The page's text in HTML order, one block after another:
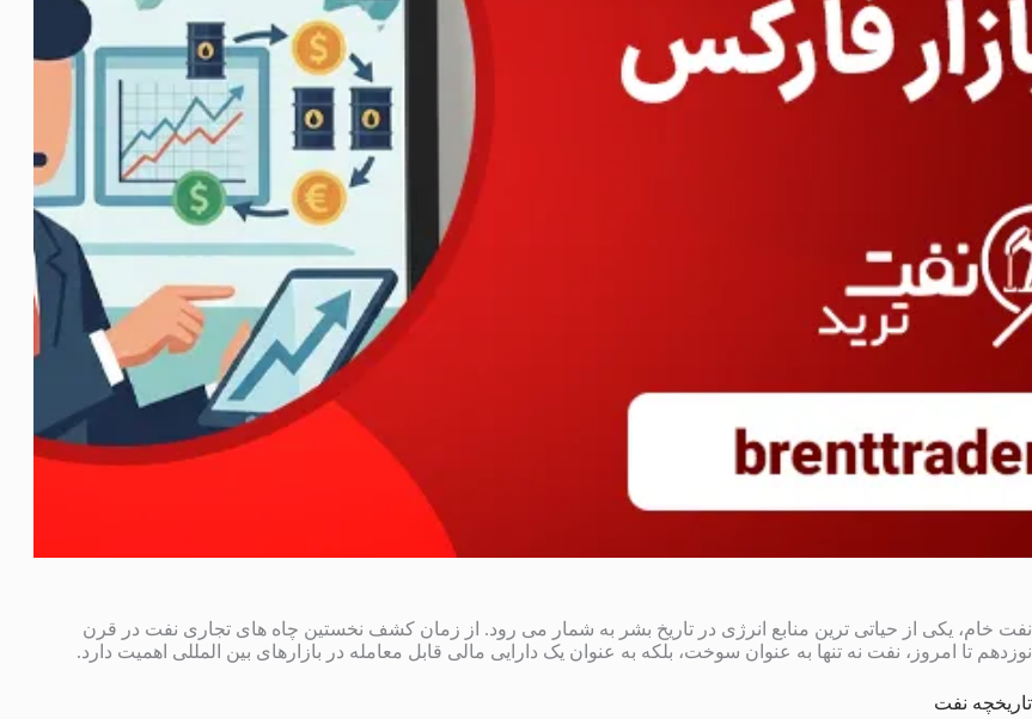
نفت خام، یکی از حیاتی ترین منابع انرژی در تاریخ بشر به شمار می رود. از زمان کشف نخستین چاه های تجاری نفت در قرن
نوزدهم تا امروز، نفت نه تنها به عنوان سوخت، بلکه به عنوان یک دارایی مالی قابل معامله در بازارهای بین المللی اهمیت دارد.
تاریخچه نفت